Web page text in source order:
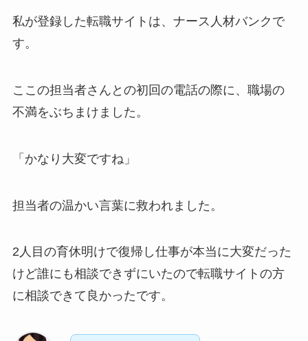
私が登録した転職サイトは、ナース人材バンクで
す。
ここの担当者さんとの初回の電話の際に、職場の
不満をぶちまけました。
「かなり大変ですね」
担当者の温かい言葉に救われました。
2人目の育休明けで復帰し仕事が本当に大変だった
けど誰にも相談できずにいたので転職サイトの方
に相談できて良かったです。